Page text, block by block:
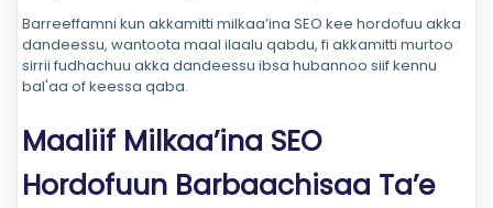
Barreeffamni kun akkamitti milkaa’ina SEO kee hordofuu akka
dandeessu, wantoota maal ilaalu qabdu, fi akkamitti murtoo
sirrii fudhachuu akka dandeessu ibsa hubannoo siif kennu
bal'aa of keessa qaba.
Maaliif Milkaa’ina SEO
Hordofuun Barbaachisaa Ta’e